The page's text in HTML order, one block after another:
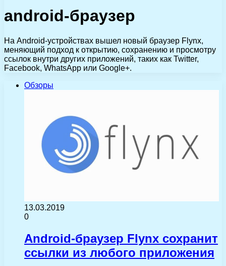
android-браузер
На Android-устройствах вышел новый браузер Flynx,
меняющий подход к открытию, сохранению и просмотру
ссылок внутри других приложений, таких как Twitter,
Facebook, WhatsApp или Google+.
Обзоры
13.03.2019
0
Android-браузер Flynx сохранит
ссылки из любого приложения